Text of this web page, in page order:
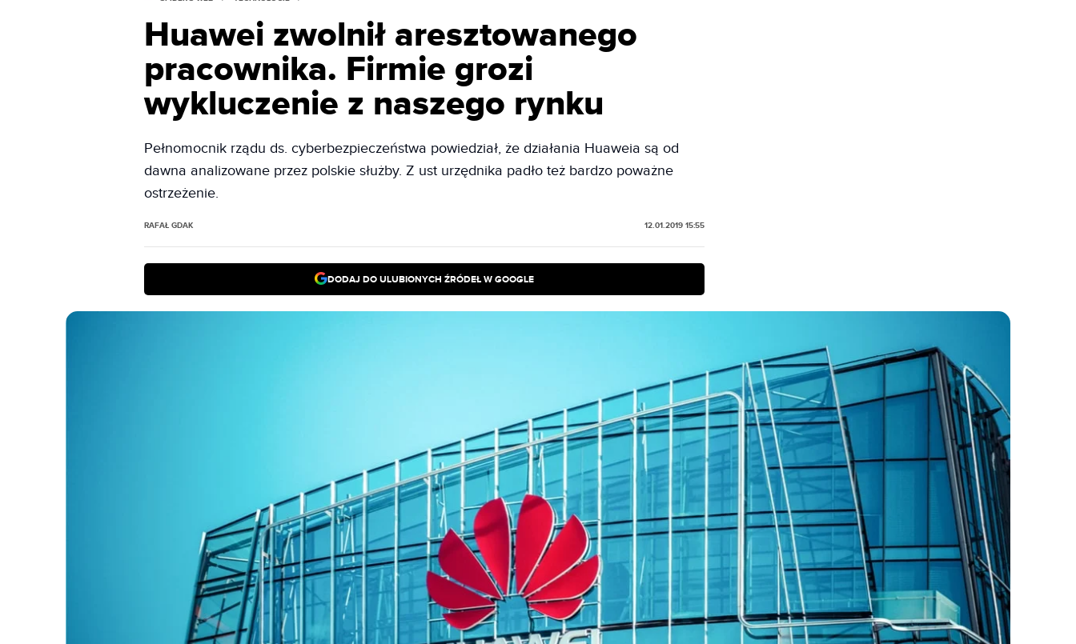
Huawei zwolnił aresztowanego
pracownika. Firmie grozi
wykluczenie z naszego rynku
Pełnomocnik rządu ds. cyberbezpieczeństwa powiedział, że działania Huaweia są od
dawna analizowane przez polskie służby. Z ust urzędnika padło też bardzo poważne
ostrzeżenie.
RAFAŁ GDAK 12.01.2019 15:55
DODAJ DO ULUBIONYCH ŹRÓDEŁ W GOOGLE